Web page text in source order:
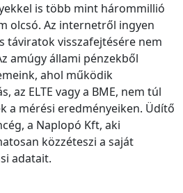
is több mint hárommillió
olcsó. Az internetről ingyen
táviratok visszafejtésére nem
amúgy állami pénzekből
ahol működik
az ELTE vagy a BME, nem túl
a mérési eredményeiken. Üdítő
a Naplopó Kft, aki
közzéteszi a saját
adatait.